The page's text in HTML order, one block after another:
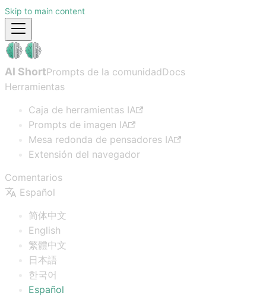
Skip to main content
AI ShortPrompts de la comunidadDocs
Herramientas
Caja de herramientas IA
Prompts de imagen IA
Mesa redonda de pensadores IA
Extensión del navegador
Comentarios
Español
简体中文
English
繁體中文
日本語
한국어
Español